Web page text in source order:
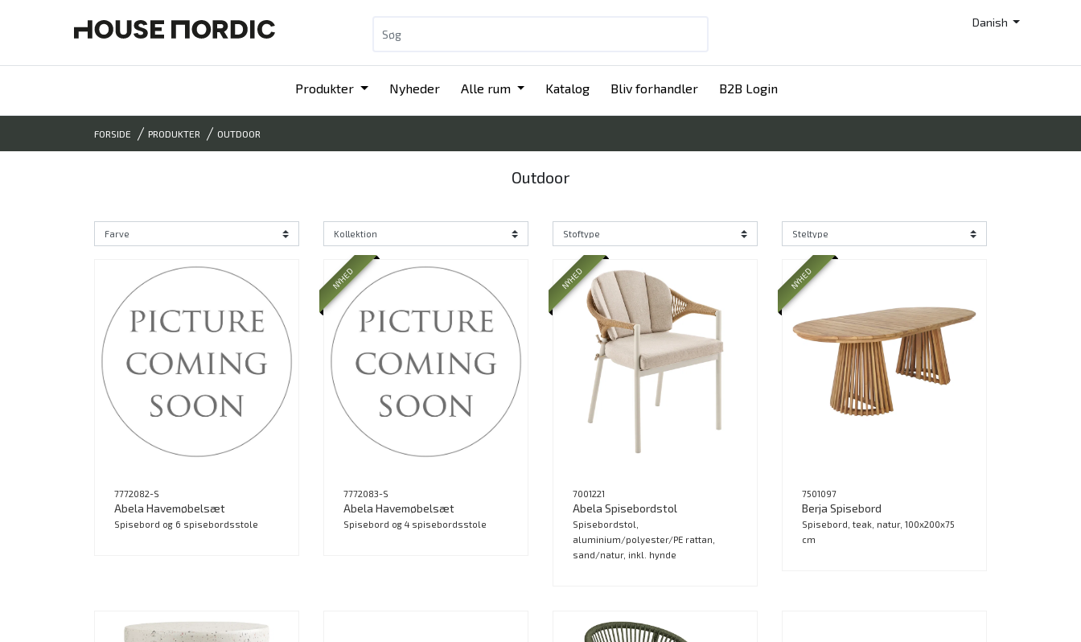
Danish
Produkter Nyheder Alle rum Katalog Bliv forhandler B2B Login
FORSIDE PRODUKTER OUTDOOR
Outdoor
7772082-S
Abela Havemøbelsæt
Spisebord og 6 spisebordsstole
NYHED
7772083-S
Abela Havemøbelsæt
Spisebord og 4 spisebordsstole
NYHED
7001221
Abela Spisebordstol
Spisebordstol,
aluminium/polyester/PE rattan,
sand/natur, inkl. hynde
NYHED
7501097
Berja Spisebord
Spisebord, teak, natur, 100x200x75
cm